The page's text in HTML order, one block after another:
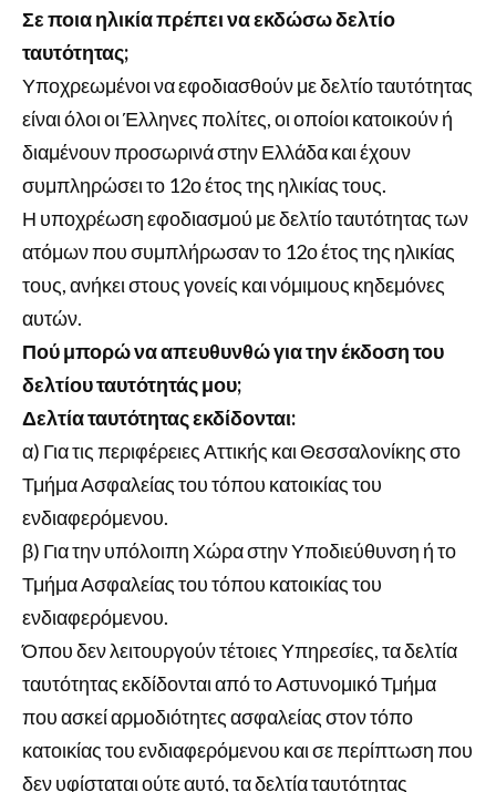
Σε ποια ηλικία πρέπει να εκδώσω δελτίο
ταυτότητας;
Υποχρεωμένοι να εφοδιασθούν με δελτίο ταυτότητας
είναι όλοι οι Έλληνες πολίτες, οι οποίοι κατοικούν ή
διαμένουν προσωρινά στην Ελλάδα και έχουν
συμπληρώσει το 12ο έτος της ηλικίας τους.
Η υποχρέωση εφοδιασμού με δελτίο ταυτότητας των
ατόμων που συμπλήρωσαν το 12ο έτος της ηλικίας
τους, ανήκει στους γονείς και νόμιμους κηδεμόνες
αυτών.
Πού μπορώ να απευθυνθώ για την έκδοση του
δελτίου ταυτότητάς μου;
Δελτία ταυτότητας εκδίδονται:
α) Για τις περιφέρειες Αττικής και Θεσσαλονίκης στο
Τμήμα Ασφαλείας του τόπου κατοικίας του
ενδιαφερόμενου.
β) Για την υπόλοιπη Χώρα στην Υποδιεύθυνση ή το
Τμήμα Ασφαλείας του τόπου κατοικίας του
ενδιαφερόμενου.
Όπου δεν λειτουργούν τέτοιες Υπηρεσίες, τα δελτία
ταυτότητας εκδίδονται από το Αστυνομικό Τμήμα
που ασκεί αρμοδιότητες ασφαλείας στον τόπο
κατοικίας του ενδιαφερόμενου και σε περίπτωση που
δεν υφίσταται ούτε αυτό, τα δελτία ταυτότητας